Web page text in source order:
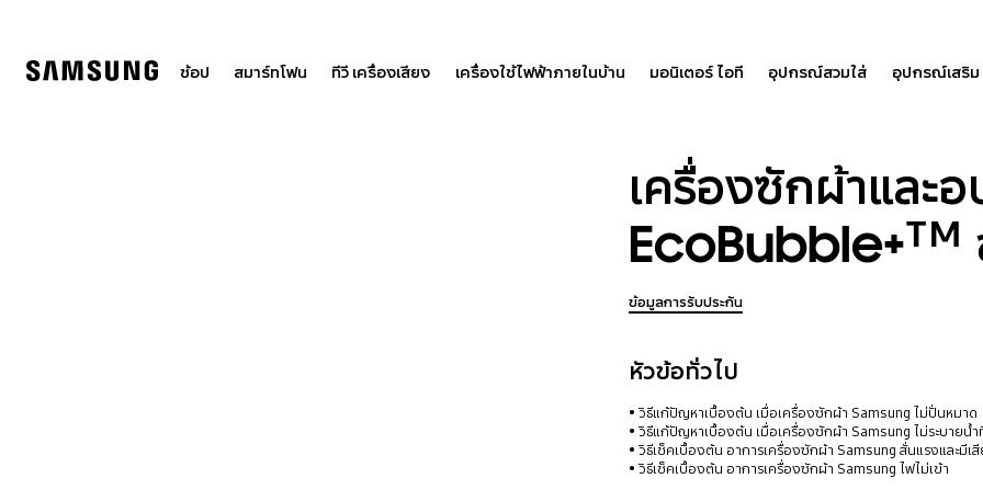
ช้อป สมาร์ทโฟน ทีวี เครื่องเสียง เครื่องใช้ไฟฟ้าภายในบ้าน มอนิเตอร์ ไอที อุปกรณ์สวมใส่ อุปกรณ์เสริม
เครื่องซักผ้าและ
EcoBubble+ᵀᴹ
ข้อมูลการรับประกัน
หัวข้อทั่วไป
วิธีแก้ปัญหาเบื้องต้น เมื่อเครื่องซักผ้า Samsung ไม่ปั่นหมาด
วิธีแก้ปัญหาเบื้องต้น เมื่อเครื่องซักผ้า Samsung ไม่ระบายน้ำ
วิธีเช็คเบื้องต้น อาการเครื่องซักผ้า Samsung สั่นแรงและมีเ
วิธีเช็คเบื้องต้น อาการเครื่องซักผ้า Samsung ไฟไม่เข้า